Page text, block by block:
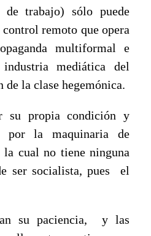
trabajo) sólo puede
remoto que opera
multiformal e
mediática del
la clase hegemónica.
su propia condición y
por la maquinaria de
cual no tiene ninguna
ser socialista, pues el
su paciencia, y las